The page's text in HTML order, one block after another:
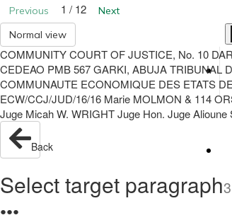
Previous 1 / 12
Next
Normal view
COMMUNITY COURT OF JUSTICE, No. 10
CEDEAO PMB 567 GARKI, ABUJA TRIBUNAL
COMMUNAUTE ECONOMIQUE DES ETATS
ECW/CCJ/JUD/16/16 Marie MOLMON & 114
Juge Micah W. WRIGHT Juge Hon. Juge
Back
Select target paragraph3
●●●